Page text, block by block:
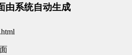
由系统自动生成